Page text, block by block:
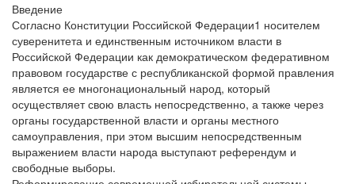
Введение
Согласно Конституции Российской Федерации1 носителем
суверенитета и единственным источником власти в
Российской Федерации как демократическом федеративном
правовом государстве с республиканской формой правления
является ее многонациональный народ, который
осуществляет свою власть непосредственно, а также через
органы государственной власти и органы местного
самоуправления, при этом высшим непосредственным
выражением власти народа выступают референдум и
свободные выборы.